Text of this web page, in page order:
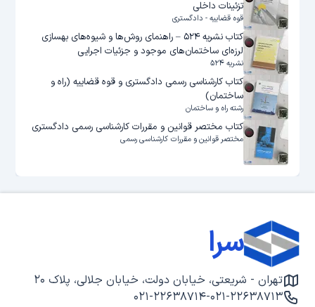
تزئینات داخلی
قوه قضاییه - دادگستری
کتاب نشریه ۵۲۴ – راهنمای روش‌ها و شیوه‌های بهسازی
لرزه‌ای ساختمان‌های موجود و جزئیات اجرایی
نشریه ۵۲۴
کتاب کارشناسی رسمی دادگستری و قوه قضاییه (راه و
ساختمان)
رشته راه و ساختمان
کتاب مختصر قوانین و مقررات کارشناسی رسمی دادگستری
مختصر قوانین و مقررات کارشناسی رسمی
سرا
تهران - شریعتی، خیابان دولت، خیابان جلالی، پلاک ۲۰
۰۲۱-۲۲۶۳۸۷۱۳-۰۲۱-۲۲۶۳۸۷۱۴